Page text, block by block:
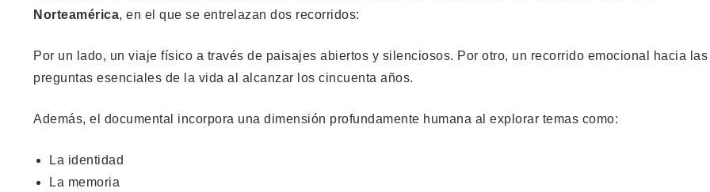
Norteamérica, en el que se entrelazan dos recorridos:
Por un lado, un viaje físico a través de paisajes abiertos y silenciosos. Por otro, un recorrido emocional hacia las
preguntas esenciales de la vida al alcanzar los cincuenta años.
Además, el documental incorpora una dimensión profundamente humana al explorar temas como:
La identidad
La memoria